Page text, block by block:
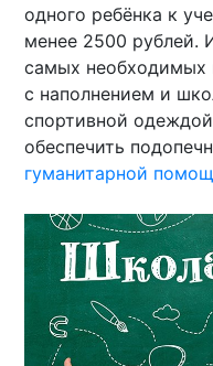
одного ребёнка к
менее 2500 рублей.
самых необходимых
с наполнением и
спортивной
обеспечить
гуманитарной